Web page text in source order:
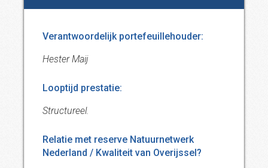
Verantwoordelijk portefeuillehouder:
Hester Maij
Looptijd prestatie:
Structureel.
Relatie met reserve Natuurnetwerk
Nederland / Kwaliteit van Overijssel?